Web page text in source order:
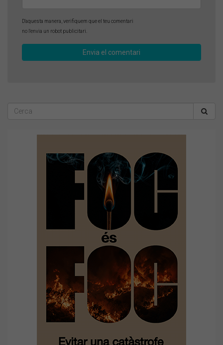
D'aquesta manera, verifiquem que el teu comentari
no l'envia un robot publicitari.